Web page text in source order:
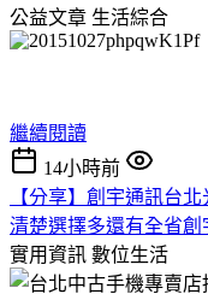
公益文章 生活綜合
繼續閱讀
14小時前
【分享】創宇通訊台
清楚選擇多還有全省
實用資訊 數位生活